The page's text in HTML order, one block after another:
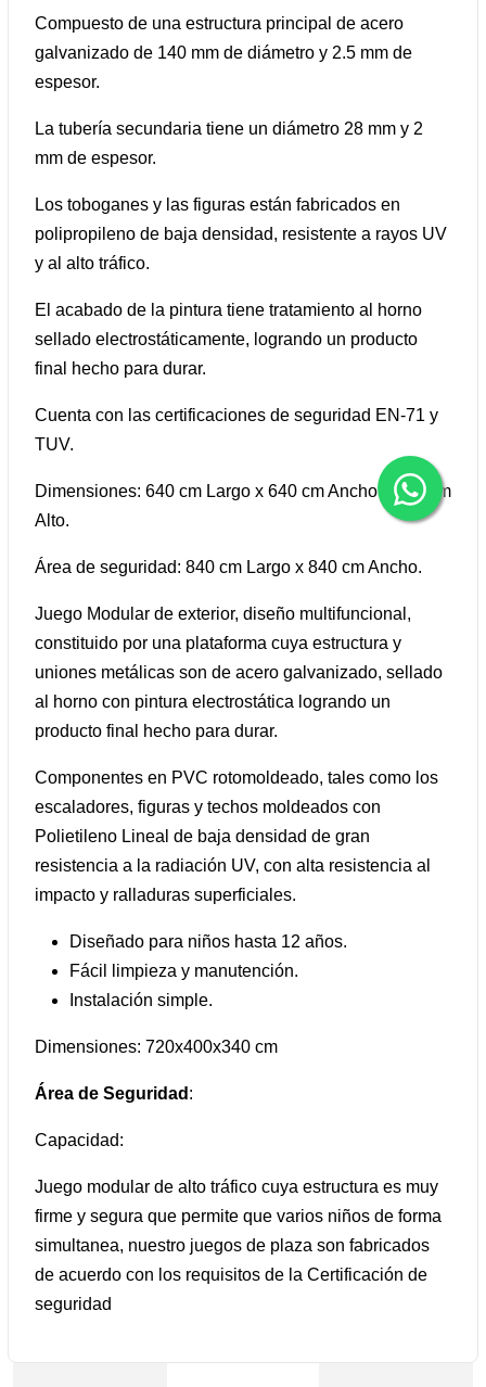
Compuesto de una estructura principal de acero
galvanizado de 140 mm de diámetro y 2.5 mm de
espesor.
La tubería secundaria tiene un diámetro 28 mm y 2
mm de espesor.
Los toboganes y las figuras están fabricados en
polipropileno de baja densidad, resistente a rayos UV
y al alto tráfico.
El acabado de la pintura tiene tratamiento al horno
sellado electrostáticamente, logrando un producto
final hecho para durar.
Cuenta con las certificaciones de seguridad EN-71 y
TUV.
Dimensiones: 640 cm Largo x 640 cm Ancho x 350 cm
Alto.
Área de seguridad: 840 cm Largo x 840 cm Ancho.
Juego Modular de exterior, diseño multifuncional,
constituido por una plataforma cuya estructura y
uniones metálicas son de acero galvanizado, sellado
al horno con pintura electrostática logrando un
producto final hecho para durar.
Componentes en PVC rotomoldeado, tales como los
escaladores, figuras y techos moldeados con
Polietileno Lineal de baja densidad de gran
resistencia a la radiación UV, con alta resistencia al
impacto y ralladuras superficiales.
Diseñado para niños hasta 12 años.
Fácil limpieza y manutención.
Instalación simple.
Dimensiones: 720x400x340 cm
Área de Seguridad :
Capacidad:
Juego modular de alto tráfico cuya estructura es muy
firme y segura que permite que varios niños de forma
simultanea, nuestro juegos de plaza son fabricados
de acuerdo con los requisitos de la Certificación de
seguridad